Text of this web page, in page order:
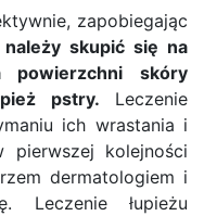
zapobiegając
skupić się na
powierzchni skóry
pstry. Leczenie
ich wrastania i
pierwszej kolejności
dermatologiem i
Leczenie łupieżu